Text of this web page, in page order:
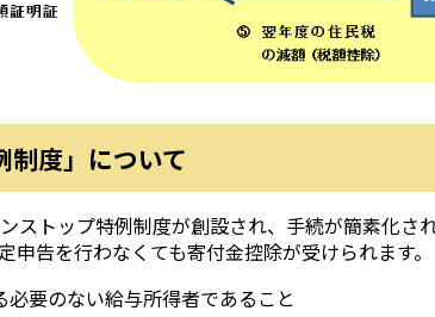
制度」について
ストップ特例制度が創設され、手続が簡素化され
申告を行わなくても寄付金控除が受けられます。
要のない給与所得者であること